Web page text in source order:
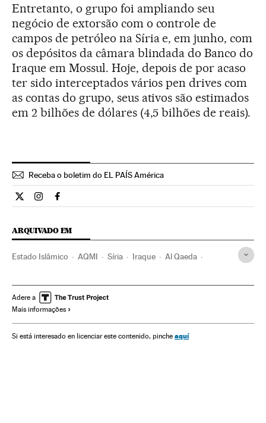
Entretanto, o grupo foi ampliando seu
negócio de extorsão com o controle de
campos de petróleo na Síria e, em junho, com
os depósitos da câmara blindada do Banco do
Iraque em Mossul. Hoje, depois de por acaso
ter sido interceptados vários pen drives com
as contas do grupo, seus ativos são estimados
em 2 bilhões de dólares (4,5 bilhões de reais).
Receba o boletim do EL PAÍS América
Internacional El País Brasil en Twitter
Internacional El País Brasil en Instagram
Internacional El País Brasil en Facebook
ARQUIVADO EM
Estado Islâmico AQMI Síria Iraque Al Qaeda
Oriente médio Grupos terroristas
Religião
Adere a
Mais informações
Si está interesado en licenciar este contenido, pinche aquí